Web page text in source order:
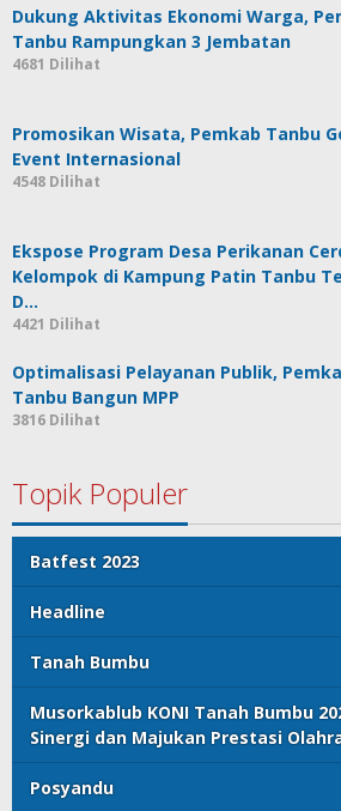
Dukung Aktivitas Ekonomi Warga,
Tanbu Rampungkan 3 Jembatan
4681 Dilihat
Promosikan Wisata, Pemkab Tanbu
Event Internasional
4548 Dilihat
Ekspose Program Desa Perikanan
Kelompok di Kampung Patin Tanbu
D…
4421 Dilihat
Optimalisasi Pelayanan Publik,
Tanbu Bangun MPP
3816 Dilihat
Topik Populer
Batfest 2023
Headline
Tanah Bumbu
Musorkablub KONI Tanah Bumbu
Sinergi dan Majukan Prestasi
Posyandu